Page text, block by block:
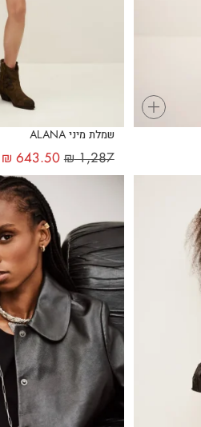
+
שמלת מיני ALANA
₪1,287
₪ 643.50